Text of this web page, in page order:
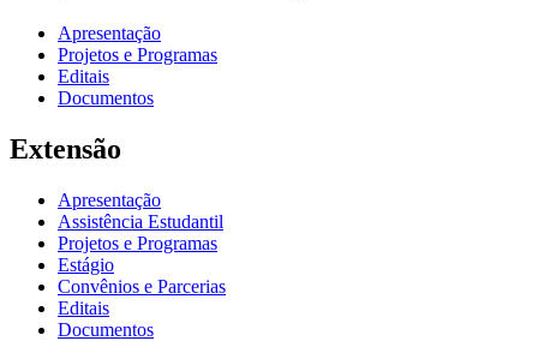
Apresentação
Projetos e Programas
Editais
Documentos
Extensão
Apresentação
Assistência Estudantil
Projetos e Programas
Estágio
Convênios e Parcerias
Editais
Documentos